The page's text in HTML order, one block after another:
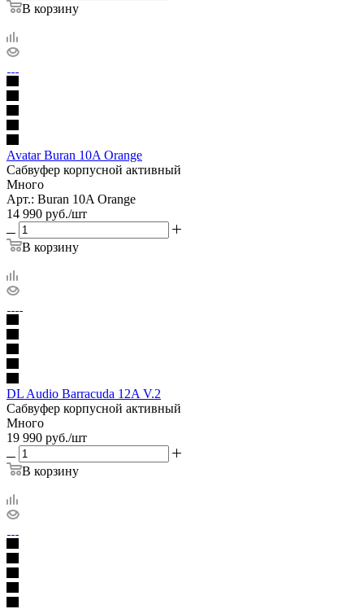
В корзину
Avatar Buran 10A Orange
Сабвуфер корпусной активный
Много
Арт.: Buran 10A Orange
14 990 руб./шт
В корзину
DL Audio Barracuda 12A V.2
Сабвуфер корпусной активный
Много
19 990 руб./шт
В корзину